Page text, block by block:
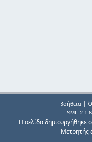
Βοήθεια|
SMF
Η σελίδα δημιουργήθηκε
Μετρητής